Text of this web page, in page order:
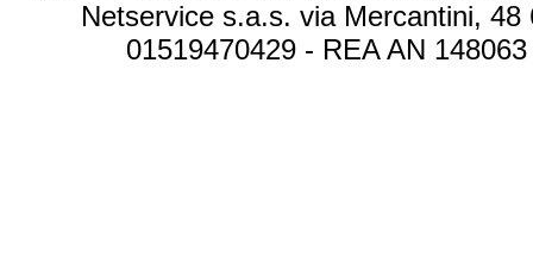
Netservice s.a.s. via Mercantini,
01519470429 - REA AN